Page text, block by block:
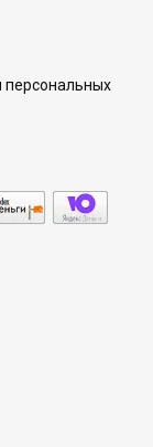
персональных